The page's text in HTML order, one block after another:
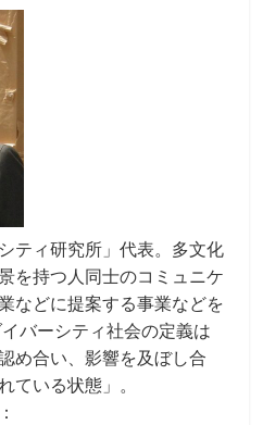
ティ研究所」代表。多文化
を持つ人同士のコミュニケ
などに提案する事業などを
バーシティ社会の定義は
め合い、影響を及ぼし合
ている状態」。